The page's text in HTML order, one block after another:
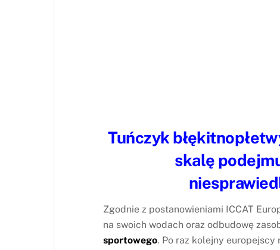
Tuńczyk
skalę
Zgodnie z postanowieniami ICCAT
na swoich wodach oraz odbudowę
sportowego. Po raz kolejny